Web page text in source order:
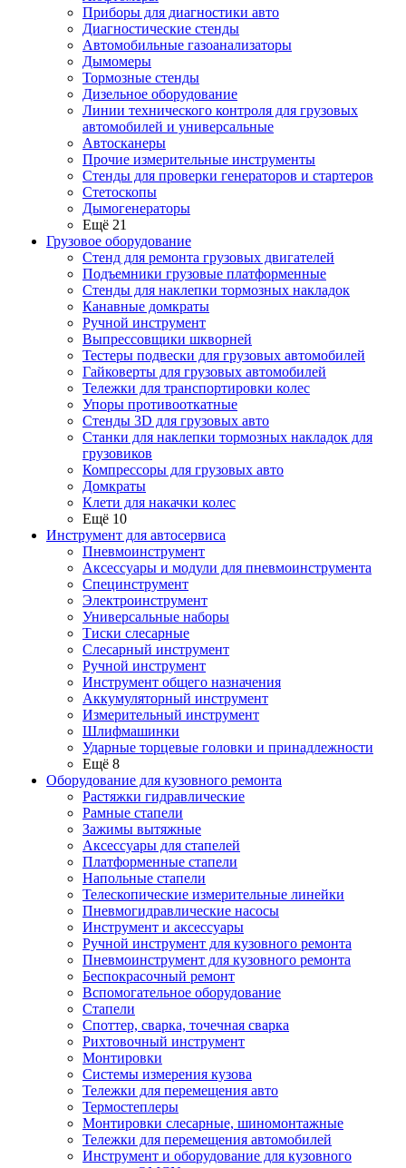
Приборы для диагностики авто
Диагностические стенды
Автомобильные газоанализаторы
Дымомеры
Тормозные стенды
Дизельное оборудование
Линии технического контроля для грузовых
автомобилей и универсальные
Автосканеры
Прочие измерительные инструменты
Стенды для проверки генераторов и стартеров
Стетоскопы
Дымогенераторы
Ещё 21
Грузовое оборудование
Стенд для ремонта грузовых двигателей
Подъемники грузовые платформенные
Стенды для наклепки тормозных накладок
Канавные домкраты
Ручной инструмент
Выпрессовщики шкворней
Тестеры подвески для грузовых автомобилей
Гайковерты для грузовых автомобилей
Тележки для транспортировки колес
Упоры противооткатные
Стенды 3D для грузовых авто
Станки для наклепки тормозных накладок для
грузовиков
Компрессоры для грузовых авто
Домкраты
Клети для накачки колес
Ещё 10
Инструмент для автосервиса
Пневмоинструмент
Аксессуары и модули для пневмоинструмента
Специнструмент
Электроинструмент
Универсальные наборы
Тиски слесарные
Слесарный инструмент
Ручной инструмент
Инструмент общего назначения
Аккумуляторный инструмент
Измерительный инструмент
Шлифмашинки
Ударные торцевые головки и принадлежности
Ещё 8
Оборудование для кузовного ремонта
Растяжки гидравлические
Рамные стапели
Зажимы вытяжные
Аксессуары для стапелей
Платформенные стапели
Напольные стапели
Телескопические измерительные линейки
Пневмогидравлические насосы
Инструмент и аксессуары
Ручной инструмент для кузовного ремонта
Пневмоинструмент для кузовного ремонта
Беспокрасочный ремонт
Вспомогательное оборудование
Стапели
Споттер, сварка, точечная сварка
Рихтовочный инструмент
Монтировки
Системы измерения кузова
Тележки для перемещения авто
Термостеплеры
Монтировки слесарные, шиномонтажные
Тележки для перемещения автомобилей
Инструмент и оборудование для кузовного